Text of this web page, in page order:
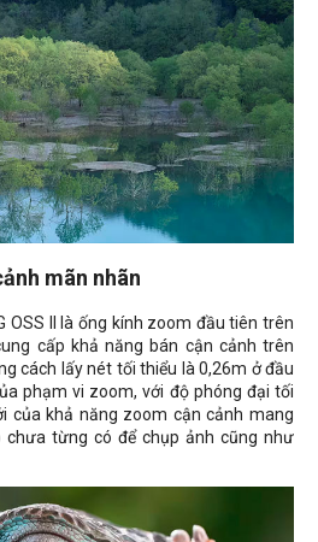
mãn nhãn
OSS II là ống kính zoom đầu tiên trên
cấp khả năng bán cận cảnh trên
cách lấy nét tối thiểu là 0,26m ở đầu
phạm vi zoom, với độ phóng đại tối
của khả năng zoom cận cảnh mang
từng có để chụp ảnh cũng như